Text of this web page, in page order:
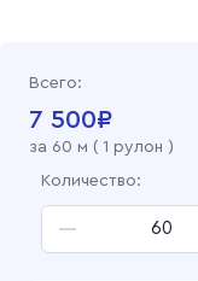
Рогожка
Рогожка
Всего:
7 500₽
за 60 м ( 1 рулон )
Количество: